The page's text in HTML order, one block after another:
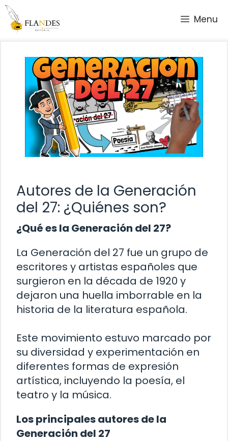
Saltar
contenido
Menu
Autores de la Generación
del 27: ¿Quiénes son?
¿Qué es la Generación del 27?
La Generación del 27 fue un grupo de
escritores y artistas españoles que
surgieron en la década de 1920 y
dejaron una huella imborrable en la
historia de la literatura española.
Este movimiento estuvo marcado por
su diversidad y experimentación en
diferentes formas de expresión
artística, incluyendo la poesía, el
teatro y la música.
Los principales autores de la
Generación del 27